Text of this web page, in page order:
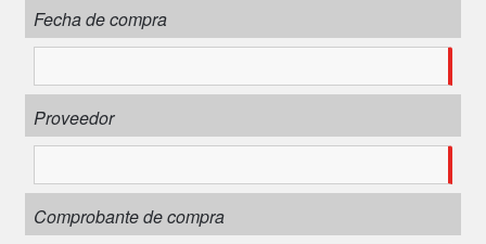
Fecha de compra
Proveedor
Comprobante de compra